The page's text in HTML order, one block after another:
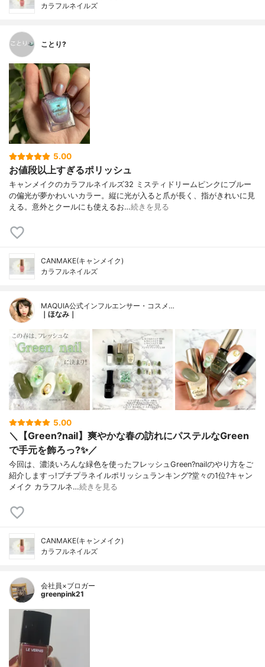
カラフルネイルズ
ことり?
5.00
お値段以上すぎるポリッシュ
キャンメイクのカラフルネイルズ32 ミスティドリームピンクにブルー
の偏光が夢かわいいカラー。縦に光が入ると爪が長く、指がきれいに見
える。意外とクールにも使えるお…続きを見る
CANMAKE(キャンメイク)
カラフルネイルズ
MAQUIA公式インフルエンサー・コスメ…
｜ほなみ｜
5.00
＼【Green?nail】爽やかな春の訪れにパステルなGreen
で手元を飾ろっ?✨／
今回は、濃淡いろんな緑色を使ったフレッシュGreen?nailのやり方をご
紹介しますっ!プチプラネイルポリッシュランキング?堂々の1位?キャン
メイク カラフルネ…続きを見る
CANMAKE(キャンメイク)
カラフルネイルズ
会社員×ブロガー
greenpink21